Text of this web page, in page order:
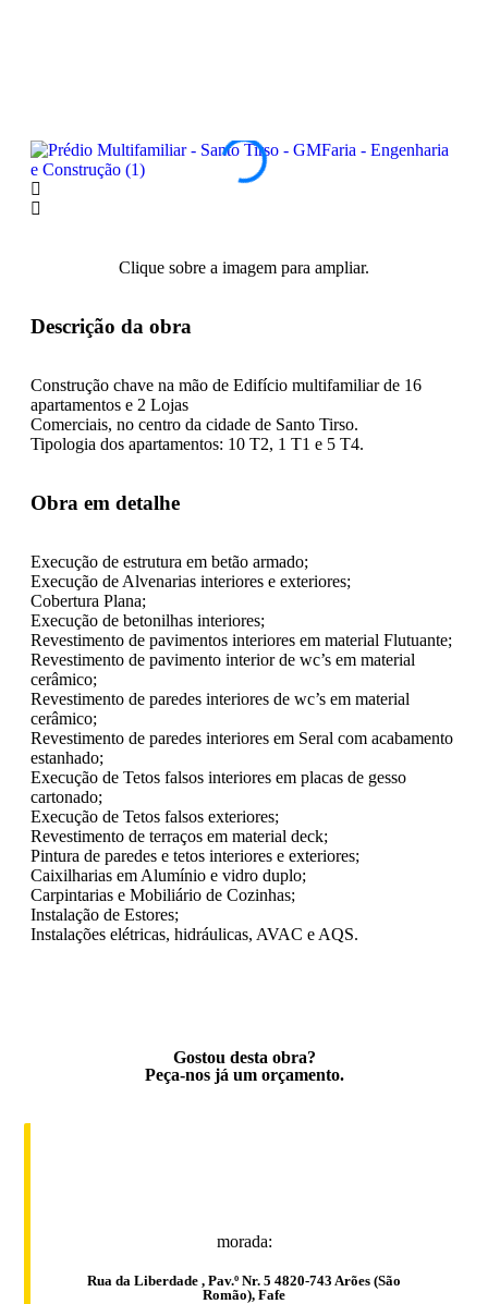
Clique sobre a imagem para ampliar.
Descrição da obra
Construção chave na mão de Edifício multifamiliar de 16
apartamentos e 2 Lojas
Comerciais, no centro da cidade de Santo Tirso.
Tipologia dos apartamentos: 10 T2, 1 T1 e 5 T4.
Obra em detalhe
Execução de estrutura em betão armado;
Execução de Alvenarias interiores e exteriores;
Cobertura Plana;
Execução de betonilhas interiores;
Revestimento de pavimentos interiores em material Flutuante;
Revestimento de pavimento interior de wc’s em material
cerâmico;
Revestimento de paredes interiores de wc’s em material
cerâmico;
Revestimento de paredes interiores em Seral com acabamento
estanhado;
Execução de Tetos falsos interiores em placas de gesso
cartonado;
Execução de Tetos falsos exteriores;
Revestimento de terraços em material deck;
Pintura de paredes e tetos interiores e exteriores;
Caixilharias em Alumínio e vidro duplo;
Carpintarias e Mobiliário de Cozinhas;
Instalação de Estores;
Instalações elétricas, hidráulicas, AVAC e AQS.
Gostou desta obra?
Peça-nos já um orçamento.
morada:
Rua da Liberdade , Pav.º Nr. 5 4820-743 Arões (São
Romão), Fafe